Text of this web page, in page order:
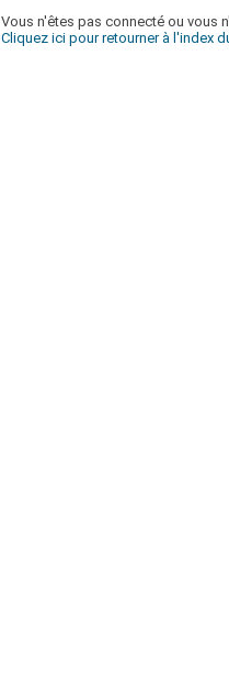
Vous n'êtes pas connecté ou vous
Cliquez ici pour retourner à l'index